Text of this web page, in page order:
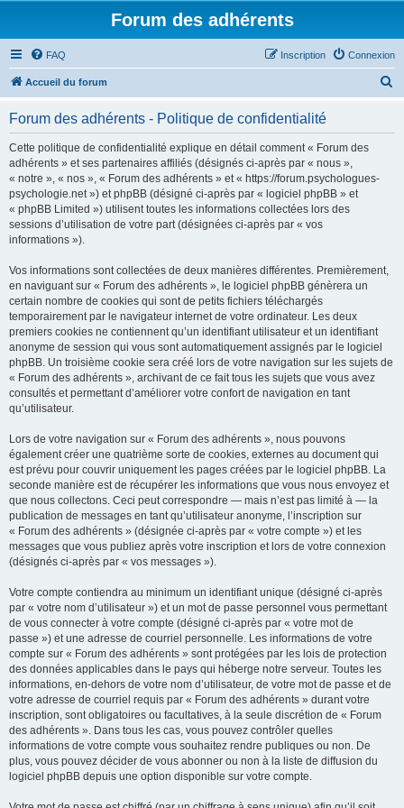
Forum des adhérents
FAQ Connexion
Inscription
Accueil du forum
Forum des adhérents - Politique de confidentialité
Cette politique de confidentialité explique en détail comment « Forum des
adhérents » et ses partenaires affiliés (désignés ci-après par « nous »,
« notre », « nos », « Forum des adhérents » et « https://forum.psychologues-
psychologie.net ») et phpBB (désigné ci-après par « logiciel phpBB » et
« phpBB Limited ») utilisent toutes les informations collectées lors des
sessions d’utilisation de votre part (désignées ci-après par « vos
informations »).
Vos informations sont collectées de deux manières différentes. Premièrement,
en naviguant sur « Forum des adhérents », le logiciel phpBB génèrera un
certain nombre de cookies qui sont de petits fichiers téléchargés
temporairement par le navigateur internet de votre ordinateur. Les deux
premiers cookies ne contiennent qu’un identifiant utilisateur et un identifiant
anonyme de session qui vous sont automatiquement assignés par le logiciel
phpBB. Un troisième cookie sera créé lors de votre navigation sur les sujets de
« Forum des adhérents », archivant de ce fait tous les sujets que vous avez
consultés et permettant d’améliorer votre confort de navigation en tant
qu’utilisateur.
Lors de votre navigation sur « Forum des adhérents », nous pouvons
également créer une quatrième sorte de cookies, externes au document qui
est prévu pour couvrir uniquement les pages créées par le logiciel phpBB. La
seconde manière est de récupérer les informations que vous nous envoyez et
que nous collectons. Ceci peut correspondre — mais n’est pas limité à — la
publication de messages en tant qu’utilisateur anonyme, l’inscription sur
« Forum des adhérents » (désignée ci-après par « votre compte ») et les
messages que vous publiez après votre inscription et lors de votre connexion
(désignés ci-après par « vos messages »).
Votre compte contiendra au minimum un identifiant unique (désigné ci-après
par « votre nom d’utilisateur ») et un mot de passe personnel vous permettant
de vous connecter à votre compte (désigné ci-après par « votre mot de
passe ») et une adresse de courriel personnelle. Les informations de votre
compte sur « Forum des adhérents » sont protégées par les lois de protection
des données applicables dans le pays qui héberge notre serveur. Toutes les
informations, en-dehors de votre nom d’utilisateur, de votre mot de passe et de
votre adresse de courriel requis par « Forum des adhérents » durant votre
inscription, sont obligatoires ou facultatives, à la seule discrétion de « Forum
des adhérents ». Dans tous les cas, vous pouvez contrôler quelles
informations de votre compte vous souhaitez rendre publiques ou non. De
plus, vous pouvez décider de vous abonner ou non à la liste de diffusion du
logiciel phpBB depuis une option disponible sur votre compte.